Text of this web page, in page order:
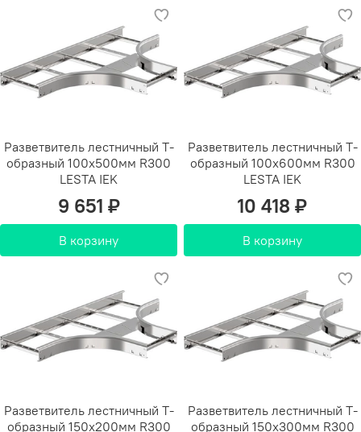
Разветвитель лестничный Т-
образный 100х500мм R300
LESTA IEK
9 651 ₽
В корзину
Разветвитель лестничный Т-
образный 100х600мм R300
LESTA IEK
10 418 ₽
В корзину
Разветвитель лестничный Т-
образный 150х200мм R300
Разветвитель лестничный Т-
образный 150х300мм R300